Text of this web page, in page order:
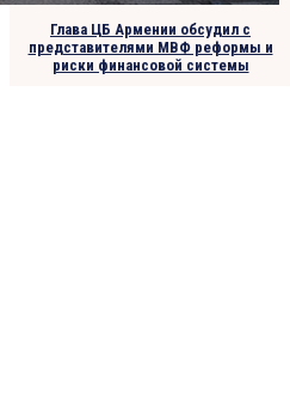
Глава ЦБ Армении обсудил с
представителями МВФ реформы и
риски финансовой системы